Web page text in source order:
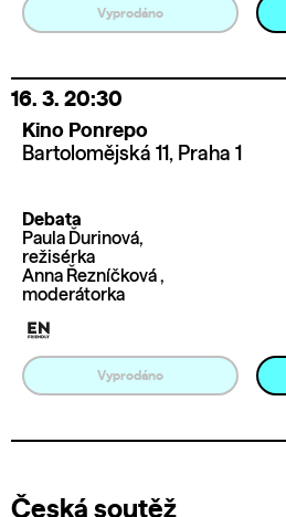
Vyprodáno
16. 3. 20:30
Kino Ponrepo
Bartolomějská 11, Praha 1
Debata
Paula Ďurinová,
režisérka
Anna Řezníčková ,
moderátorka
Vyprodáno
Česká soutěž